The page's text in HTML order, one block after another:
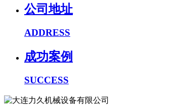
公司地址
ADDRESS
成功案例
SUCCESS